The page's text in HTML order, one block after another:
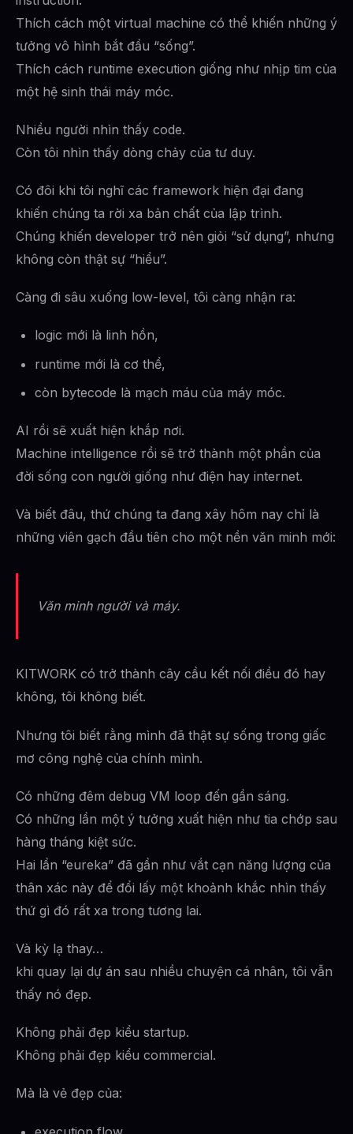
Thích cách một virtual machine có thể khiến những ý
tưởng vô hình bắt đầu “sống”.
Thích cách runtime execution giống như nhịp tim của
một hệ sinh thái máy móc.
Nhiều người nhìn thấy code.
Còn tôi nhìn thấy dòng chảy của tư duy.
Có đôi khi tôi nghĩ các framework hiện đại đang
khiến chúng ta rời xa bản chất của lập trình.
Chúng khiến developer trở nên giỏi “sử dụng”, nhưng
không còn thật sự “hiểu”.
Càng đi sâu xuống low-level, tôi càng nhận ra:
logic mới là linh hồn,
runtime mới là cơ thể,
còn bytecode là mạch máu của máy móc.
AI rồi sẽ xuất hiện khắp nơi.
Machine intelligence rồi sẽ trở thành một phần của
đời sống con người giống như điện hay internet.
Và biết đâu, thứ chúng ta đang xây hôm nay chỉ là
những viên gạch đầu tiên cho một nền văn minh mới:
Văn minh người và máy.
KITWORK có trở thành cây cầu kết nối điều đó hay
không, tôi không biết.
Nhưng tôi biết rằng mình đã thật sự sống trong giấc
mơ công nghệ của chính mình.
Có những đêm debug VM loop đến gần sáng.
Có những lần một ý tưởng xuất hiện như tia chớp sau
hàng tháng kiệt sức.
Hai lần “eureka” đã gần như vắt cạn năng lượng của
thân xác này để đổi lấy một khoảnh khắc nhìn thấy
thứ gì đó rất xa trong tương lai.
Và kỳ lạ thay…
khi quay lại dự án sau nhiều chuyện cá nhân, tôi vẫn
thấy nó đẹp.
Không phải đẹp kiểu startup.
Không phải đẹp kiểu commercial.
Mà là vẻ đẹp của: